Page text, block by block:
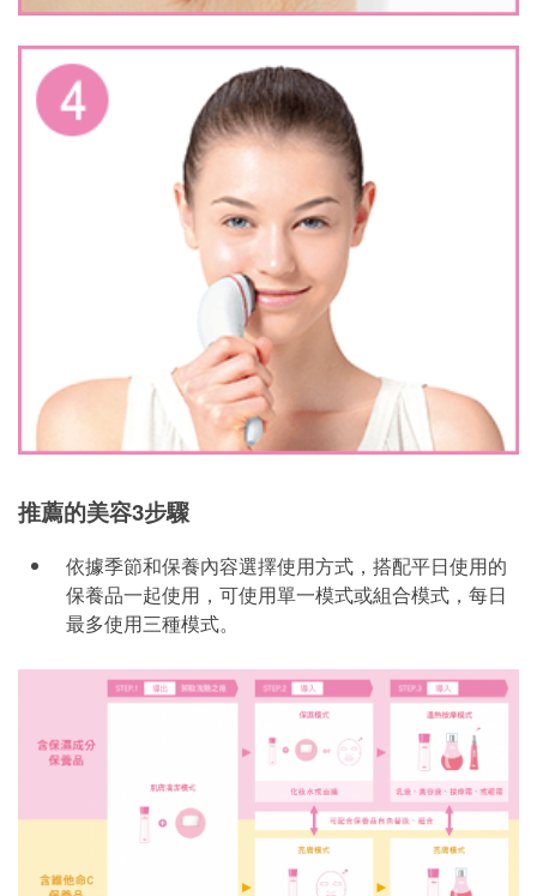
推薦的美容3步驟
依據季節和保養內容選擇使用方式，搭配平日使用的
保養品一起使用，可使用單一模式或組合模式，每日
最多使用三種模式。